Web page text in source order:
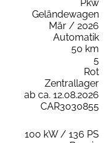
Pkw
Geländewagen
Mär / 2026
Automatik
50 km
5
Rot
Zentrallager
ab ca. 12.08.2026
CAR3030855
100 kW / 136 PS